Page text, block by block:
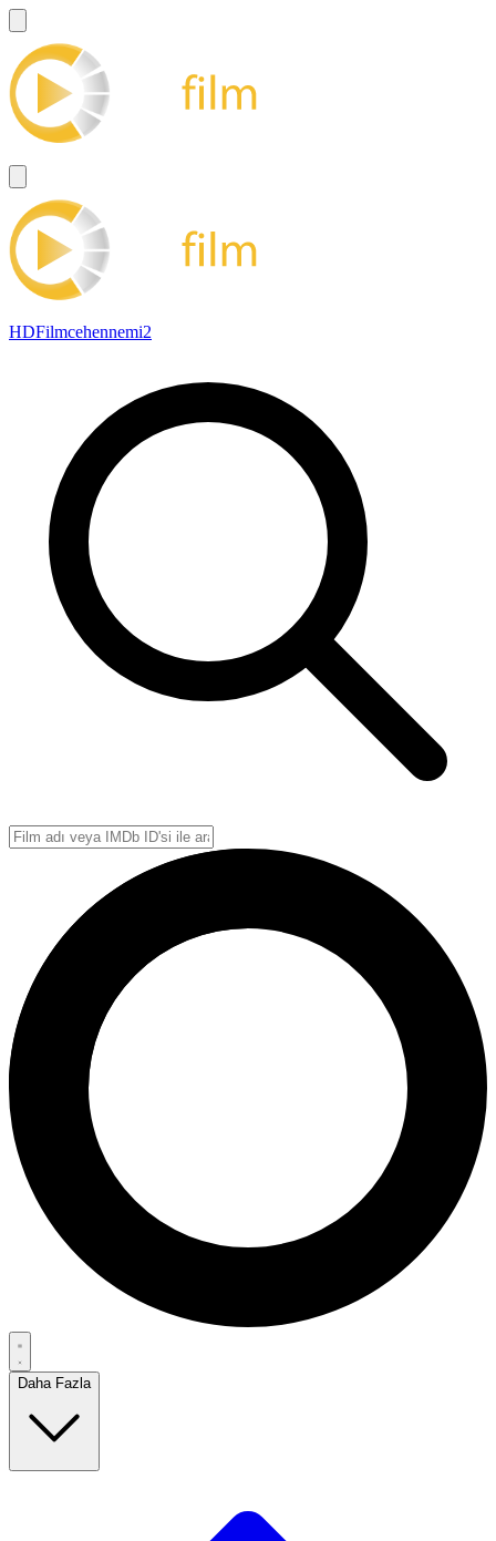
HDFilmcehennemi2
Daha Fazla